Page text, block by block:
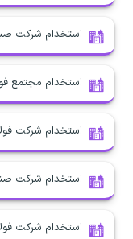
استخدام شرکت
استخدام مجتمع
استخدام شرکت
استخدام شرکت
استخدام شرکت